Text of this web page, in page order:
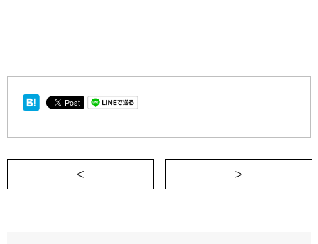
＜ 【７月撮影枠受付中！】数々の著名